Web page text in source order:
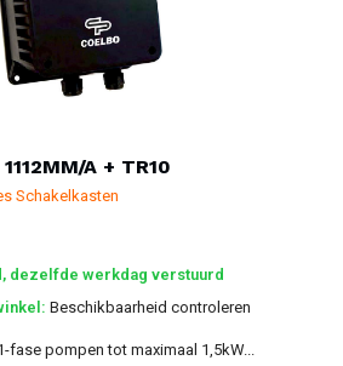
A + TR10
Schakelkasten
dezelfde werkdag verstuurd
Beschikbaarheid controleren
fase pompen tot maximaal 1,5kW...